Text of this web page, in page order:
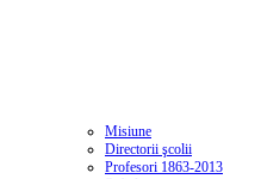
Misiune
Directorii şcolii
Profesori 1863-2013